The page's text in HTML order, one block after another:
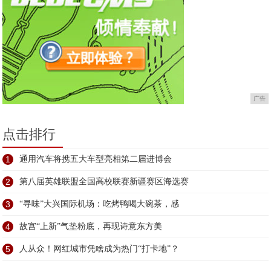
广告
点击排行
1 通用汽车将携五大车型亮相第二届进博会
2 第八届英雄联盟全国高校联赛新疆赛区海选赛
3 “寻味”大兴国际机场：吃烤鸭喝大碗茶，感
4 故宫“上新”气垫粉底，再现诗意东方美
5 人从众！网红城市凭啥成为热门“打卡地”？